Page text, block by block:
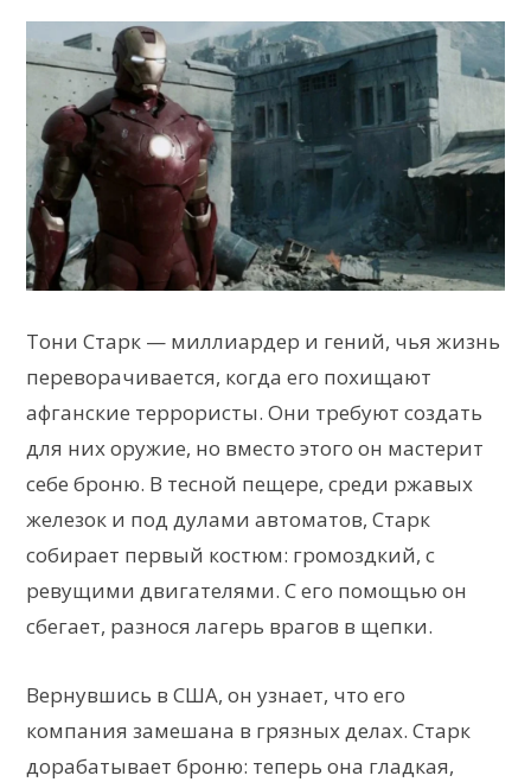
Тони Старк — миллиардер и гений, чья жизнь
переворачивается, когда его похищают
афганские террористы. Они требуют создать
для них оружие, но вместо этого он мастерит
себе броню. В тесной пещере, среди ржавых
железок и под дулами автоматов, Старк
собирает первый костюм: громоздкий, с
ревущими двигателями. С его помощью он
сбегает, разнося лагерь врагов в щепки.
Вернувшись в США, он узнает, что его
компания замешана в грязных делах. Старк
дорабатывает броню: теперь она гладкая,